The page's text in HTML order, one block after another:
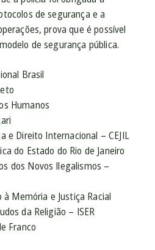
de segurança e a
prova que é possível
de segurança pública.
Brasil
Humanos
e Direito Internacional – CEJIL
do Estado do Rio de Janeiro
dos Novos Ilegalismos –
Memória e Justiça Racial
da Religião – ISER
Franco